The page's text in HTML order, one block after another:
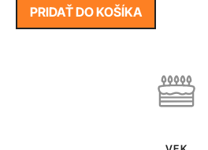
PRIDAŤ DO KOŠÍKA